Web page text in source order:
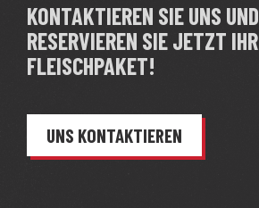
KONTAKTIEREN SIE UNS UND
RESERVIEREN SIE JETZT IHR
FLEISCHPAKET!
UNS KONTAKTIEREN